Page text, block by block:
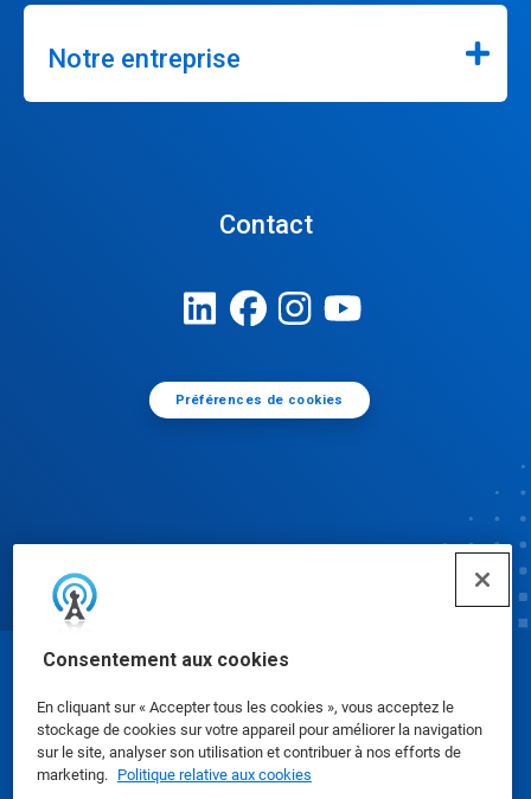
Consentement aux cookies
En cliquant sur « Accepter tous les cookies », vous acceptez le
stockage de cookies sur votre appareil pour améliorer la navigation
sur le site, analyser son utilisation et contribuer à nos efforts de
marketing. Politique relative aux cookies
Notre entreprise
Contact
Préférences de cookies
Fiches de données de sécurité|Politique de
confidentialité|conditions d'utilisation